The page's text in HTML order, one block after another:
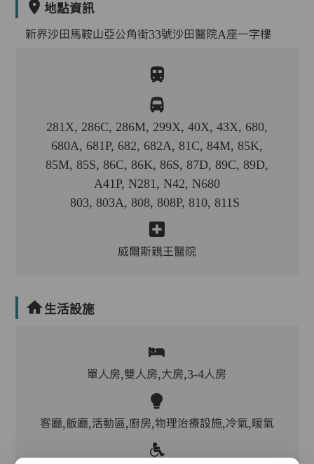
地點資訊
新界沙田馬鞍山亞公角街33號沙田醫院A座一字樓
281X, 286C, 286M, 299X, 40X, 43X, 680,
680A, 681P, 682, 682A, 81C, 84M, 85K,
85M, 85S, 86C, 86K, 86S, 87D, 89C, 89D,
A41P, N281, N42, N680
803, 803A, 808, 808P, 810, 811S
威爾斯親王醫院
生活設施
單人房,雙人房,大房,3-4人房
客廳,飯廳,活動區,廚房,物理治療設施,冷氣,暖氣